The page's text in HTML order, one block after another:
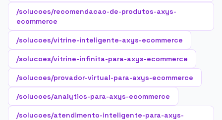
/solucoes/recomendacao-de-produtos-axys-
ecommerce
/solucoes/vitrine-inteligente-axys-ecommerce
/solucoes/vitrine-infinita-para-axys-ecommerce
/solucoes/provador-virtual-para-axys-ecommerce
/solucoes/analytics-para-axys-ecommerce
/solucoes/atendimento-inteligente-para-axys-